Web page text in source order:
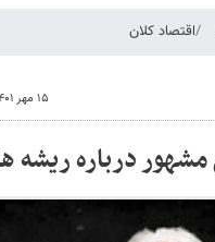
اقتصاد کلان
۱۵ مهر ۱۴۰۱ - ۱۵:۴۷